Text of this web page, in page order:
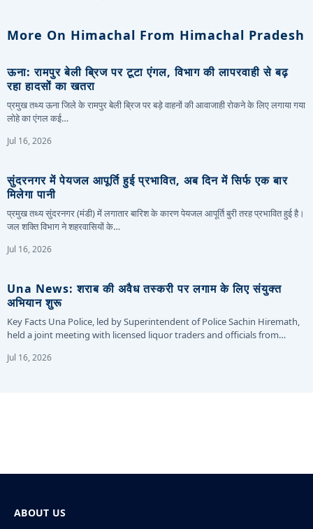
More On Himachal From Himachal Pradesh
ऊना: रामपुर बेली ब्रिज पर टूटा एंगल, विभाग की लापरवाही से बढ़
रहा हादसों का खतरा
प्रमुख तथ्य ऊना जिले के रामपुर बेली ब्रिज पर बड़े वाहनों की आवाजाही रोकने के लिए लगाया गया
लोहे का एंगल कई…
Jul 16, 2026
सुंदरनगर में पेयजल आपूर्ति हुई प्रभावित, अब दिन में सिर्फ एक बार
मिलेगा पानी
प्रमुख तथ्य सुंदरनगर (मंडी) में लगातार बारिश के कारण पेयजल आपूर्ति बुरी तरह प्रभावित हुई है।
जल शक्ति विभाग ने शहरवासियों के…
Jul 16, 2026
Una News: शराब की अवैध तस्करी पर लगाम के लिए संयुक्त
अभियान शुरू
Key Facts Una Police, led by Superintendent of Police Sachin Hiremath,
held a joint meeting with licensed liquor traders and officials from…
Jul 16, 2026
ABOUT US